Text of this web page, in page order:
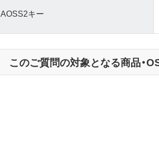
AOSS2キー
このご質問の対象となる商品・